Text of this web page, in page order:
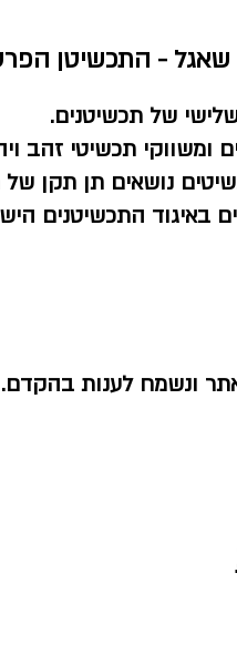
שאגל - התכשיטן
של תכשיטנים.
ומשווקי תכשיטי זהב
נושאים תן תקן של
באיגוד התכשיטנים
ונשמח לענות בהקדם.